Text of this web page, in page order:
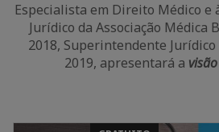
Especialista em Direito Médico e
Jurídico da Associação Médica
2018, Superintendente Jurídico
2019, apresentará a